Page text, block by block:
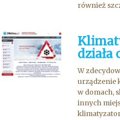
również
działa
W
urządzenie
w domach,
innych